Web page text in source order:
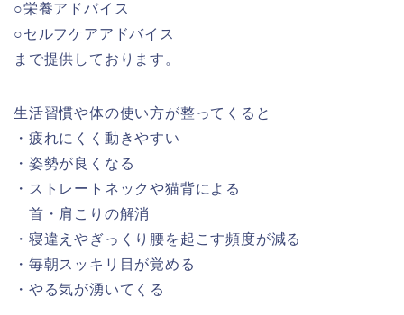
○栄養アドバイス
○セルフケアアドバイス
まで提供しております。
生活習慣や体の使い方が整ってくると
・疲れにくく動きやすい
・姿勢が良くなる
・ストレートネックや猫背による
首・肩こりの解消
・寝違えやぎっくり腰を起こす頻度が減る
・毎朝スッキリ目が覚める
・やる気が湧いてくる